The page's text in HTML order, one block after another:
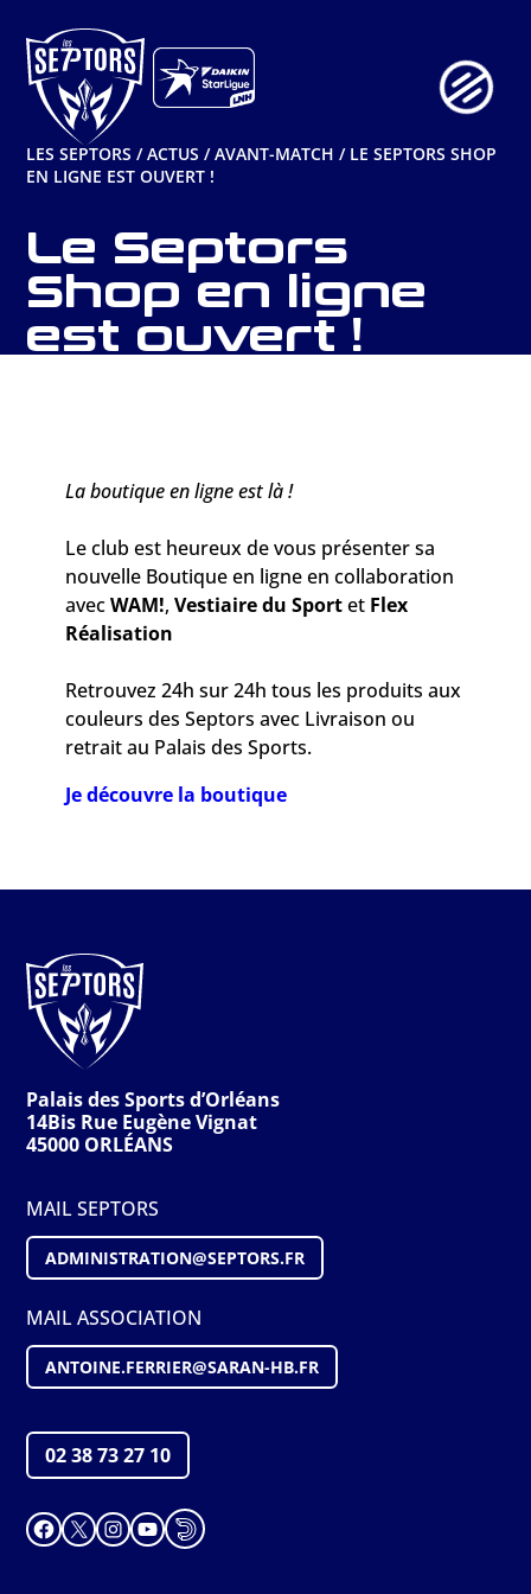
contenu
LES SEPTORS /ACTUS /AVANT-MATCH / LE SEPTORS SHOP
EN LIGNE EST OUVERT !
Le Septors
Shop en ligne
est ouvert !
La boutique en ligne est là !
Le club est heureux de vous présenter sa
nouvelle Boutique en ligne en collaboration
avecWAM!, Vestiaire du Sportet Flex
Réalisation
Retrouvez 24h sur 24h tous les produits aux
couleurs des Septors avec Livraison ou
retrait au Palais des Sports.
Je découvre la boutique
Palais des Sports d’Orléans
14Bis Rue Eugène Vignat
45000 ORLÉANS
MAIL SEPTORS
ADMINISTRATION@SEPTORS.FR
MAIL ASSOCIATION
ANTOINE.FERRIER@SARAN-HB.FR
02 38 73 27 10
Facebook
X Instagram
YouTube